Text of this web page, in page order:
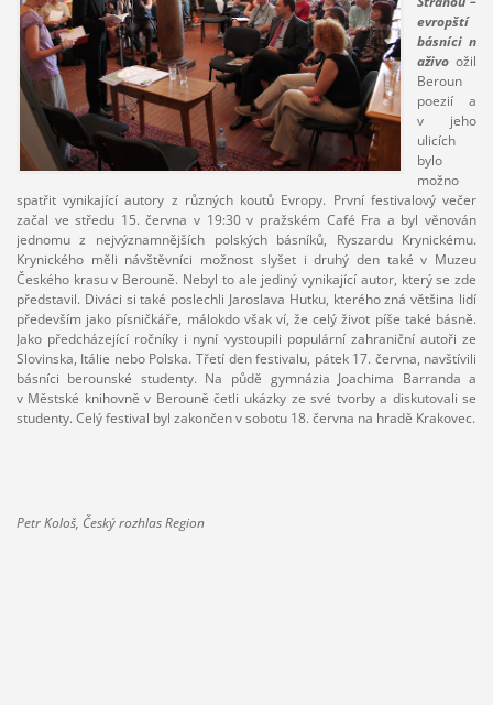
evropští
básníci n
aživoožil
Beroun
poezií a
v jeho
ulicích
bylo
možno
spatřit vynikající autory z různých koutů Evropy. První festivalový večer
začal ve středu 15. června v 19:30 v pražském Café Fra a byl věnován
jednomu z nejvýznamnějších polských básníků, Ryszardu Krynickému.
Krynického měli návštěvníci možnost slyšet i druhý den také v Muzeu
Českého krasu v Berouně. Nebyl to ale jediný vynikající autor, který se zde
představil. Diváci si také poslechli Jaroslava Hutku, kterého zná většina lidí
především jako písničkáře, málokdo však ví, že celý život píše také básně.
Jako předcházející ročníky i nyní vystoupili populární zahraniční autoři ze
Slovinska, Itálie nebo Polska. Třetí den festivalu, pátek 17. června, navštívili
básníci berounské studenty. Na půdě gymnázia Joachima Barranda a
v Městské knihovně v Berouně četli ukázky ze své tvorby a diskutovali se
studenty. Celý festival byl zakončen v sobotu 18. června na hradě Krakovec.
Petr Kološ, Český rozhlas Region